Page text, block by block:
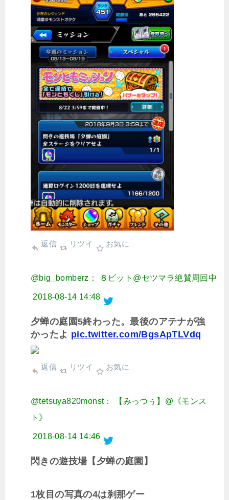
返信 リツイ お気に
@big_bomberz： ８ビット@セツマラ絶賛周回中
2018-08-14 14:48
夕蝉の庭園5終わった。最後のアテナが強
かったよ pic.twitter.com/BgsApTLVdq
返信 リツイ お気に
@tetsuya820monst： 【みっつぅ】@《モンス
ト》
2018-08-14 14:46
閃きの遊技場【夕蝉の庭園】
1枚目の写真の4は刹那ゲー